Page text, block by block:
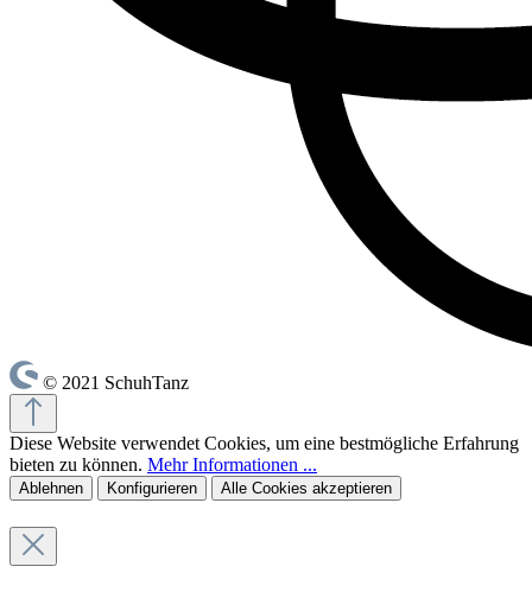
© 2021 SchuhTanz
Diese Website verwendet Cookies, um eine bestmögliche Erfahrung
bieten zu können. Mehr Informationen ...
Ablehnen Konfigurieren Alle Cookies akzeptieren